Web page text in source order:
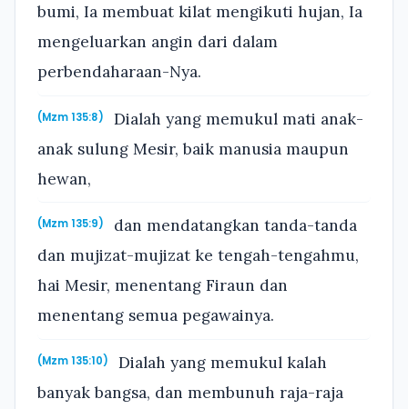
bumi, Ia membuat kilat mengikuti hujan, Ia
mengeluarkan angin dari dalam
perbendaharaan-Nya.
(Mzm 135:8)
Dialah yang memukul mati anak-
anak sulung Mesir, baik manusia maupun
hewan,
(Mzm 135:9)
dan mendatangkan tanda-tanda
dan mujizat-mujizat ke tengah-tengahmu,
hai Mesir, menentang Firaun dan
menentang semua pegawainya.
(Mzm 135:10)
Dialah yang memukul kalah
banyak bangsa, dan membunuh raja-raja